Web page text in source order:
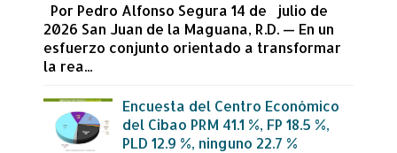
Por Pedro Alfonso Segura 14 de julio de
2026 San Juan de la Maguana, R.D. — En un
esfuerzo conjunto orientado a transformar
la rea...
Encuesta del Centro Económico
del Cibao PRM 41.1 %, FP 18.5 %,
PLD 12.9 %, ninguno 22.7 %